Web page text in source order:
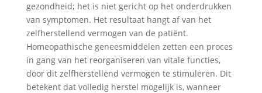
gezondheid; het is niet gericht op het onderdrukken
van symptomen. Het resultaat hangt af van het
zelfherstellend vermogen van de patiënt.
Homeopathische geneesmiddelen zetten een proces
in gang van het reorganiseren van vitale functies,
door dit zelfherstellend vermogen te stimuleren. Dit
betekent dat volledig herstel mogelijk is, wanneer